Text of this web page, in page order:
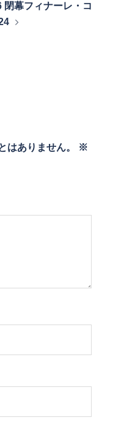
閉幕フィナーレ・コ
はありません。
※